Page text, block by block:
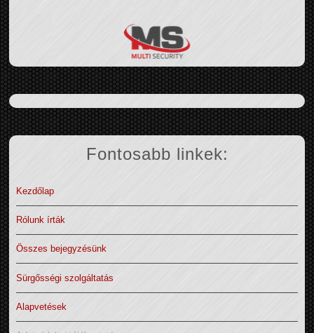
Fontosabb linkek:
Kezdőlap
Rólunk írták
Összes bejegyzésünk
Sürgősségi szolgáltatás
Alapvetések